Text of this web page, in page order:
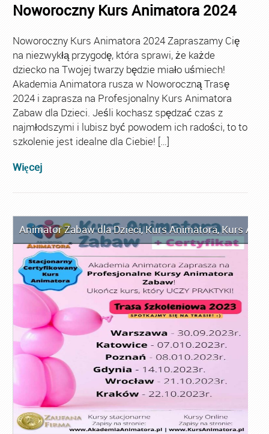
Noworoczny Kurs Animatora 2024
Noworoczny Kurs Animatora 2024 Zapraszamy Cię
na niezwykłą przygodę, która sprawi, że każde
dziecko na Twojej twarzy będzie miało uśmiech!
Akademia Animatora rusza w Noworoczną Trasę
2024 i zaprasza na Profesjonalny Kurs Animatora
Zabaw dla Dzieci. Jeśli kochasz spędzać czas z
najmłodszymi i lubisz być powodem ich radości, to to
szkolenie jest idealne dla Ciebie! […]
Więcej
Animator Zabaw dla Dzieci,Kurs Animatora,Kurs